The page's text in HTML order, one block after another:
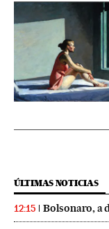
ÚLTIMAS NOTICIAS
12:15 Bolsonaro, a